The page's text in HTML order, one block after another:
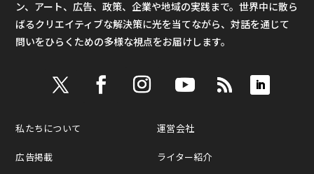
ン、アート、広告、政策、企業や地域の実践まで。世界中に散ら
ばるクリエイティブな解決策に光を当てながら、対話を通じて
問いをひらくための多様な視点をお届けします。
私たちについて
広告掲載
運営会社
ライター紹介